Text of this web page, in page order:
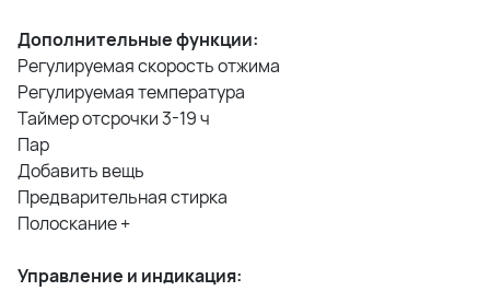
Дополнительные функции:
Регулируемая скорость отжима
Регулируемая температура
Таймер отсрочки 3-19 ч
Пар
Добавить вещь
Предварительная стирка
Полоскание +
Управление и индикация: